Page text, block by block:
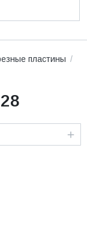
пластины